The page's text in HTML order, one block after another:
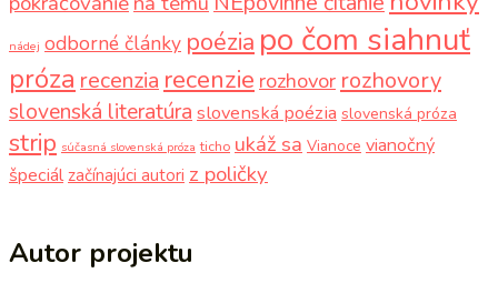
nádej odborné články poézia po čom siahnuť
próza recenzia recenzie rozhovor rozhovory
slovenská literatúra slovenská poézia slovenská próza
strip súčasná slovenská próza ticho ukáž sa Vianoce vianočný
špeciál začínajúci autori z poličky
Autor projektu